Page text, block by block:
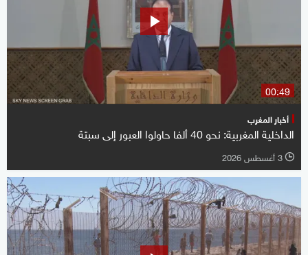
00:49
أخبار المغرب
الداخلية المغربية: نحو 40 ألفا حاولوا العبور إلى سبتة
l 3 أغسطس 2026